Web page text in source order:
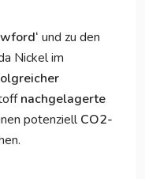
und zu den
Nickel im
nachgelagerte
potenziellCO2-